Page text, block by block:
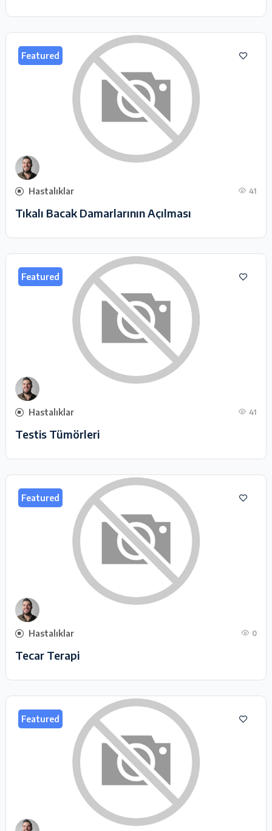
Featured
Hastalıklar 41
Tıkalı Bacak Damarlarının Açılması
Featured
Hastalıklar 41
Testis Tümörleri
Featured
Hastalıklar 0
Tecar Terapi
Featured